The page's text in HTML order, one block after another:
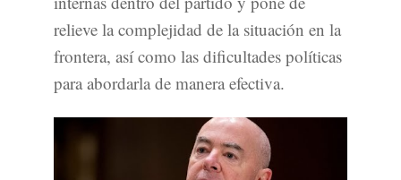
relieve la complejidad de la situación en la
frontera, así como las dificultades políticas
para abordarla de manera efectiva.